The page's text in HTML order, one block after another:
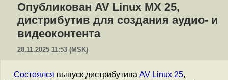
Опубликован AV Linux MX 25,
дистрибутив для создания аудио- и
видеоконтента
28.11.2025 11:53 (MSK)
Cостоялся выпуск дистрибутива AV Linux 25,